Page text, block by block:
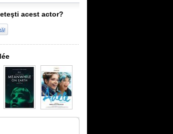
acest actor?